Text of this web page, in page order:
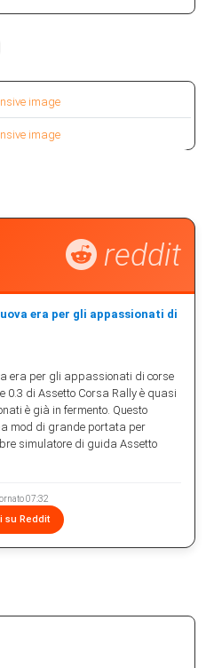
reddit
era per gli appassionati di
era per gli appassionati di corse
0.3 di Assetto Corsa Rally è quasi
è già in fermento. Questo
mod di grande portata per
simulatore di guida Assetto
07:32
su Reddit